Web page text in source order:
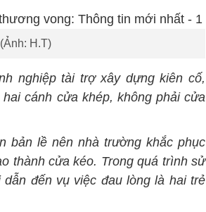
H.T)
nghiệp tài trợ xây dựng kiên cố,
cánh cửa khép, không phải cửa
bản lề nên nhà trường khắc phục
thành cửa kéo. Trong quá trình sử
đến vụ việc đau lòng là hai trẻ